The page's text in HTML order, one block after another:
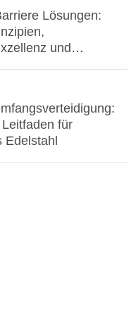
Lösungen:
und
für
Edelstahl